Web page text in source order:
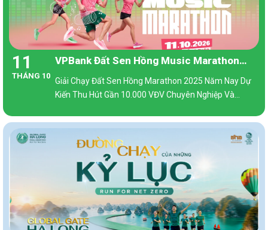
11
THÁNG 10
VPBank Đất Sen Hồng Music Marathon
2026
Giải Chạy Đất Sen Hồng Marathon 2025 Năm Nay Dự
Kiến Thu Hút Gần 10.000 VĐV Chuyên Nghiệp Và
21km Và 42km.